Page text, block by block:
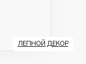
ЛЕПНОЙ ДЕКОР